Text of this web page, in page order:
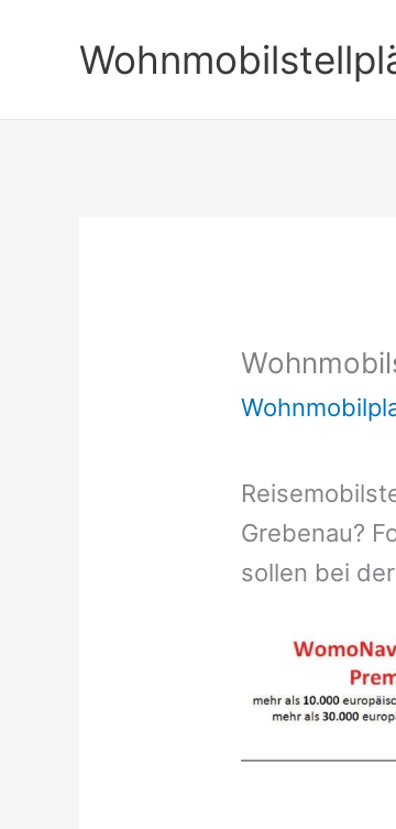
Grebenau?
sollen bei